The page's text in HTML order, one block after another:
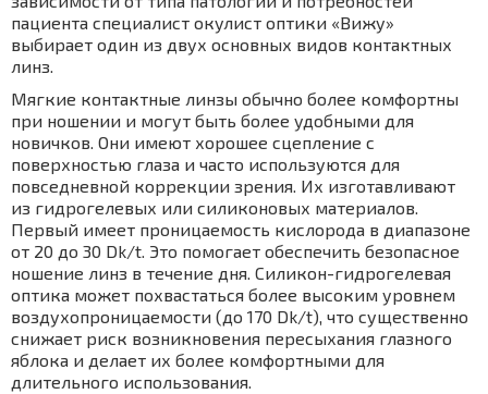
пациента специалист окулист оптики «Вижу»
выбирает один из двух основных видов контактных
линз.
Мягкие контактные линзы обычно более комфортны
при ношении и могут быть более удобными для
новичков. Они имеют хорошее сцепление с
поверхностью глаза и часто используются для
повседневной коррекции зрения. Их изготавливают
из гидрогелевых или силиконовых материалов.
Первый имеет проницаемость кислорода в диапазоне
от 20 до 30 Dk/t. Это помогает обеспечить безопасное
ношение линз в течение дня. Силикон-гидрогелевая
оптика может похвастаться более высоким уровнем
воздухопроницаемости (до 170 Dk/t), что существенно
снижает риск возникновения пересыхания глазного
яблока и делает их более комфортными для
длительного использования.